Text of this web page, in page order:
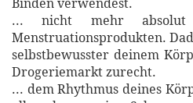
... nicht mehr absolut
Menstruationsprodukten.
selbstbewusster deinem
Drogeriemarkt zurecht.
... dem Rhythmus deines